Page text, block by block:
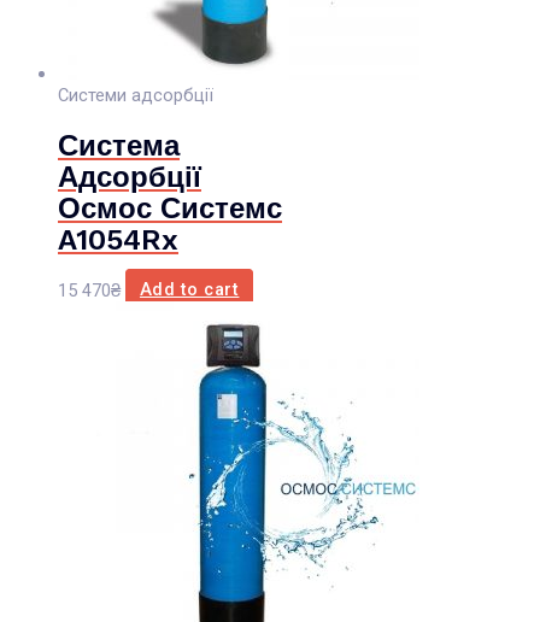
Системи адсорбції
Система
Адсорбції
Осмос Системс
A1054Rx
15 470₴ Add to cart